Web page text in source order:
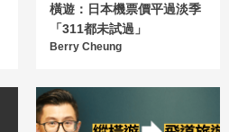
橫遊：日本機票價平過淡季
「311都未試過」
Berry Cheung